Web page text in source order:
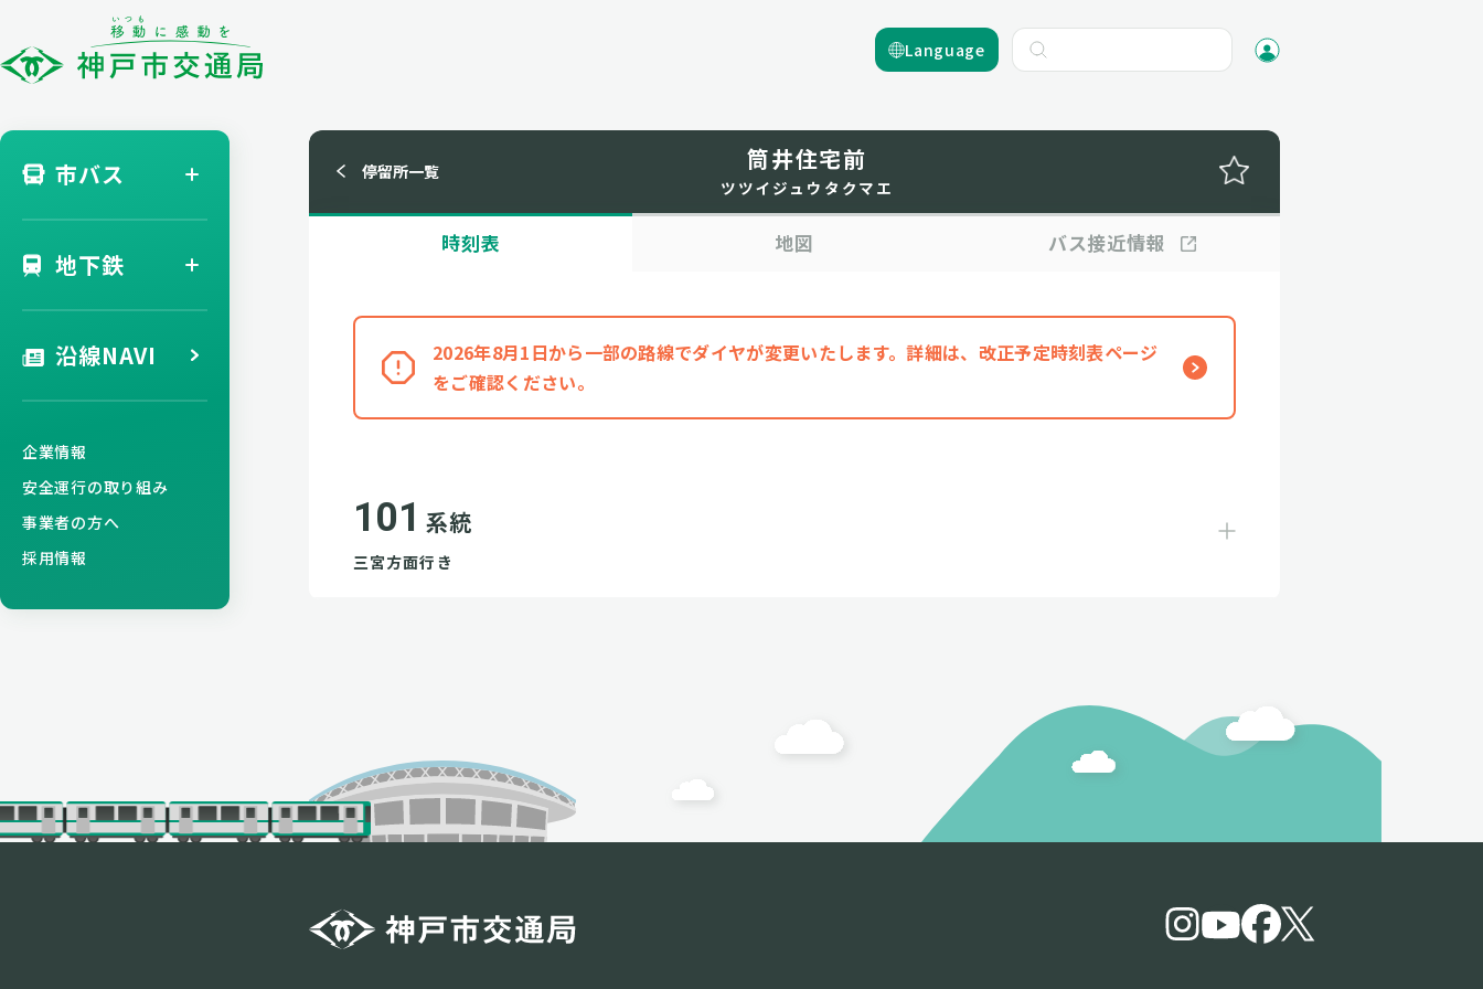
Language
市バス
地下鉄
沿線NAVI
企業情報
安全運行の取り組み
事業者の方へ
採用情報
停留所一覧 筒井住宅前
ツツイジュウタクマエ
時刻表 地図 バス接近情報
2026年8月1日から一部の路線でダイヤが変更いたします。詳細は、改正予定時刻表ページ
をご確認ください。
101 系統
三宮方面行き